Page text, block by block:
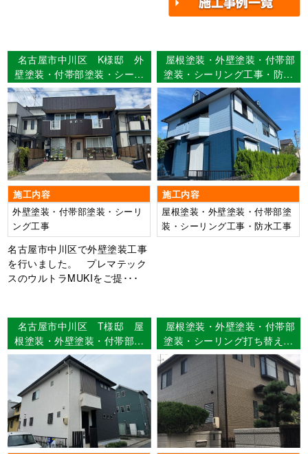
名古屋市中川区 K様邸 外
壁塗装・付帯部塗装・シーリ
ング工事 【使用塗料】外
壁：ウルトラMUKI
施工内容
外壁塗装・付帯部塗装・シーリ
ング工事
名古屋市中川区で外壁塗装工事
を行いました。 プレマテック
スのウルトラMUKIをご提･･･
屋根塗装・外壁塗装・付帯部
塗装・シーリング工事・防水
工事 名古屋市名東区 Ｋ様
邸
施工内容
屋根塗装・外壁塗装・付帯部塗
装・シーリング工事・防水工事
名古屋市中川区 T様邸 屋
根塗装・外壁塗装・付帯部塗
装・シーリング工事・ベラン
ダFRP防水工事 【使用塗
料】屋根：ウルトラMUKI
外壁：ウルトラMUKI
屋根塗装・外壁塗装・付帯部
塗装・シーリング打ち替え名
古屋市港区 H様邸